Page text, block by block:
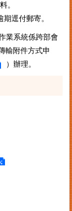
。
逕付郵寄。
業系統係跨部會
輸附件方式申
）辦理。